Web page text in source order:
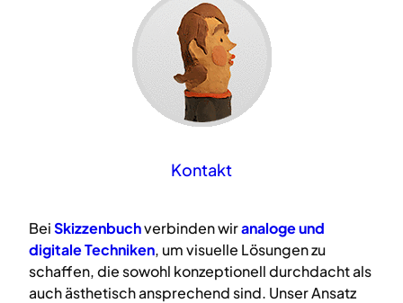
Kontakt
BeiSkizzenbuchverbinden wiranalogeund
digitaleTechniken, um visuelle Lösungen zu
schaffen, die sowohl konzeptionell durchdacht als
auch ästhetisch ansprechend sind. Unser Ansatz